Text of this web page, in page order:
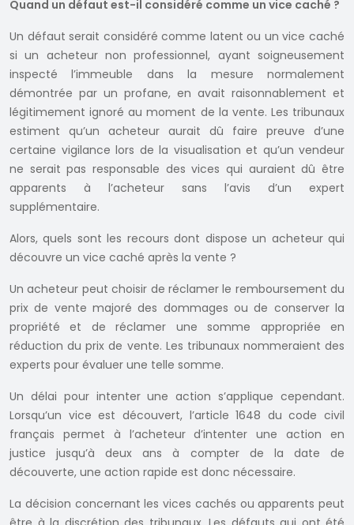
Quand un défaut est-il considéré comme un vice caché ?
Un défaut serait considéré comme latent ou un vice caché
si un acheteur non professionnel, ayant soigneusement
inspecté l’immeuble dans la mesure normalement
démontrée par un profane, en avait raisonnablement et
légitimement ignoré au moment de la vente. Les tribunaux
estiment qu’un acheteur aurait dû faire preuve d’une
certaine vigilance lors de la visualisation et qu’un vendeur
ne serait pas responsable des vices qui auraient dû être
apparents à l’acheteur sans l’avis d’un expert
supplémentaire.
Alors, quels sont les recours dont dispose un acheteur qui
découvre un vice caché après la vente ?
Un acheteur peut choisir de réclamer le remboursement du
prix de vente majoré des dommages ou de conserver la
propriété et de réclamer une somme appropriée en
réduction du prix de vente. Les tribunaux nommeraient des
experts pour évaluer une telle somme.
Un délai pour intenter une action s’applique cependant.
Lorsqu’un vice est découvert, l’article 1648 du code civil
français permet à l’acheteur d’intenter une action en
justice jusqu’à deux ans à compter de la date de
découverte, une action rapide est donc nécessaire.
La décision concernant les vices cachés ou apparents peut